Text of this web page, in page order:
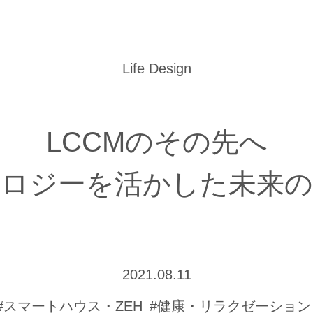
Life Design
LCCMのその先へ
ジーを活かした未来
2021.08.11
スマートハウス・ZEH #健康・リラクゼーション